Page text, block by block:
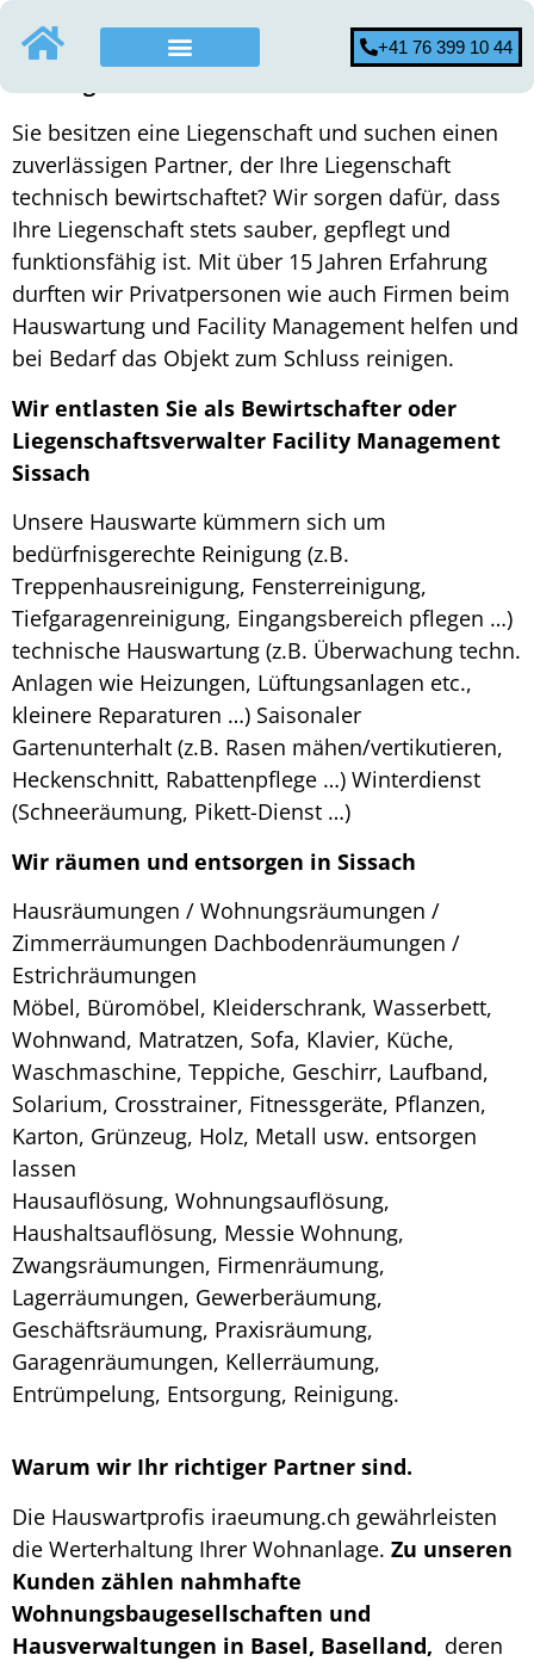
+41 76 399 10 44
Hauswartung Sissach: Professionell und
Sie besitzen eine Liegenschaft und suchen einen
zuverlässigen Partner, der Ihre Liegenschaft
technisch bewirtschaftet? Wir sorgen dafür, dass
Ihre Liegenschaft stets sauber, gepflegt und
funktionsfähig ist. Mit über 15 Jahren Erfahrung
durften wir Privatpersonen wie auch Firmen beim
Hauswartung und Facility Management helfen und
bei Bedarf das Objekt zum Schluss reinigen.
Wir entlasten Sie als Bewirtschafter oder
Liegenschaftsverwalter Facility Management
Sissach
Unsere Hauswarte kümmern sich um
bedürfnisgerechte Reinigung (z.B.
Treppenhausreinigung, Fensterreinigung,
Tiefgaragenreinigung, Eingangsbereich pflegen …)
technische Hauswartung (z.B. Überwachung techn.
Anlagen wie Heizungen, Lüftungsanlagen etc.,
kleinere Reparaturen …) Saisonaler
Gartenunterhalt (z.B. Rasen mähen/vertikutieren,
Heckenschnitt, Rabattenpflege …) Winterdienst
(Schneeräumung, Pikett-Dienst …)
Wir räumen und entsorgen in Sissach
Hausräumungen / Wohnungsräumungen /
Zimmerräumungen Dachbodenräumungen /
Estrichräumungen
Möbel, Büromöbel, Kleiderschrank, Wasserbett,
Wohnwand, Matratzen, Sofa, Klavier, Küche,
Waschmaschine, Teppiche, Geschirr, Laufband,
Solarium, Crosstrainer, Fitnessgeräte, Pflanzen,
Karton, Grünzeug, Holz, Metall usw. entsorgen
lassen
Hausauflösung, Wohnungsauflösung,
Haushaltsauflösung, Messie Wohnung,
Zwangsräumungen, Firmenräumung,
Lagerräumungen, Gewerberäumung,
Geschäftsräumung, Praxisräumung,
Garagenräumungen, Kellerräumung,
Entrümpelung, Entsorgung, Reinigung.
Warum wir Ihr richtiger Partner sind.
Die Hauswartprofis iraeumung.ch gewährleisten
die Werterhaltung Ihrer Wohnanlage. Zu unseren
Kunden zählen nahmhafte
Wohnungsbaugesellschaften und
Hausverwaltungen in Basel, Baselland, deren